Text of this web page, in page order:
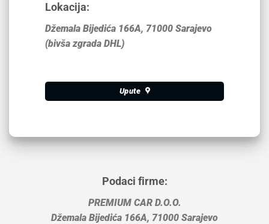
Lokacija:
Džemala Bijedića 166A, 71000 Sarajevo
(bivša zgrada DHL)
Upute
Podaci firme:
PREMIUM CAR D.O.O.
Džemala Bijedića 166A, 71000 Sarajevo